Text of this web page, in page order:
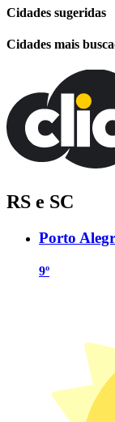
Cidades sugeridas
Cidades mais
RS e SC
Porto
9º